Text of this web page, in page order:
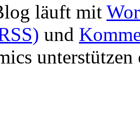
läuft mit
und